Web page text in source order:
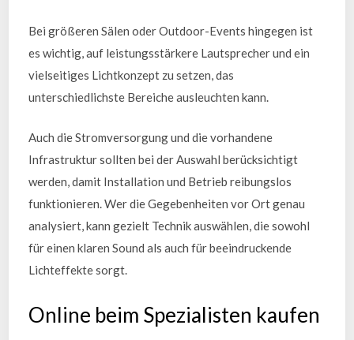
Bei größeren Sälen oder Outdoor-Events hingegen ist
es wichtig, auf leistungsstärkere Lautsprecher und ein
vielseitiges Lichtkonzept zu setzen, das
unterschiedlichste Bereiche ausleuchten kann.
Auch die Stromversorgung und die vorhandene
Infrastruktur sollten bei der Auswahl berücksichtigt
werden, damit Installation und Betrieb reibungslos
funktionieren. Wer die Gegebenheiten vor Ort genau
analysiert, kann gezielt Technik auswählen, die sowohl
für einen klaren Sound als auch für beeindruckende
Lichteffekte sorgt.
Online beim Spezialisten kaufen